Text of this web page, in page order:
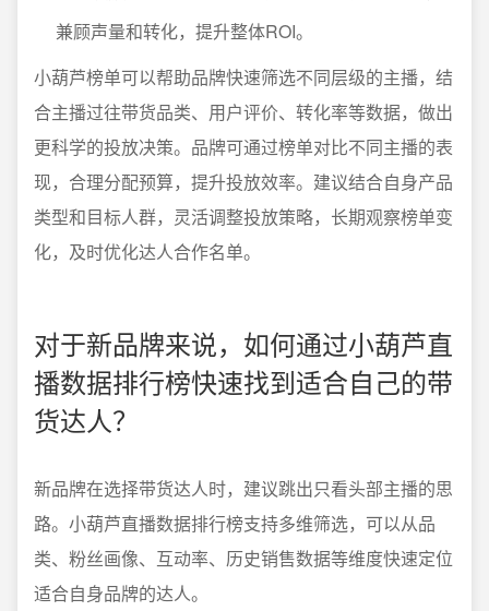
兼顾声量和转化，提升整体ROI。
小葫芦榜单可以帮助品牌快速筛选不同层级的主播，结
合主播过往带货品类、用户评价、转化率等数据，做出
更科学的投放决策。品牌可通过榜单对比不同主播的表
现，合理分配预算，提升投放效率。建议结合自身产品
类型和目标人群，灵活调整投放策略，长期观察榜单变
化，及时优化达人合作名单。
对于新品牌来说，如何通过小葫芦直
播数据排行榜快速找到适合自己的带
货达人？
新品牌在选择带货达人时，建议跳出只看头部主播的思
路。小葫芦直播数据排行榜支持多维筛选，可以从品
类、粉丝画像、互动率、历史销售数据等维度快速定位
适合自身品牌的达人。